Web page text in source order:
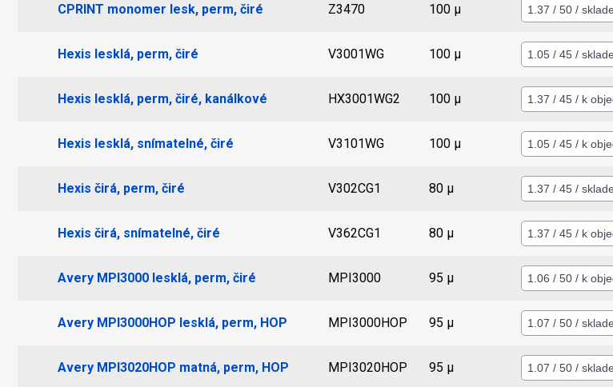
CPRINT monomer lesk, perm, čiré Z3470 100 µ
Hexis lesklá, perm, čiré V3001WG 100 µ
Hexis lesklá, perm, čiré, kanálkové HX3001WG2 100 µ
Hexis lesklá, snímatelné, čiré V3101WG 100 µ
Hexis čirá, perm, čiré V302CG1 80 µ
Hexis čirá, snímatelné, čiré V362CG1 80 µ
Avery MPI3000 lesklá, perm, čiré MPI3000 95 µ
Avery MPI3000HOP lesklá, perm, HOP MPI3000HOP 95 µ
Avery MPI3020HOP matná, perm, HOP MPI3020HOP 95 µ